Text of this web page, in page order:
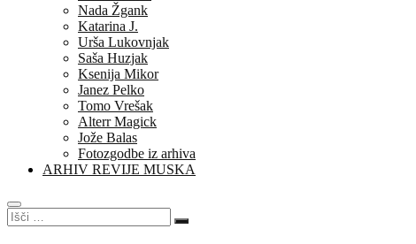
Nada Žgank
Katarina J.
Urša Lukovnjak
Saša Huzjak
Ksenija Mikor
Janez Pelko
Tomo Vrešak
Alterr Magick
Jože Balas
Fotozgodbe iz arhiva
ARHIV REVIJE MUSKA
Išči
…